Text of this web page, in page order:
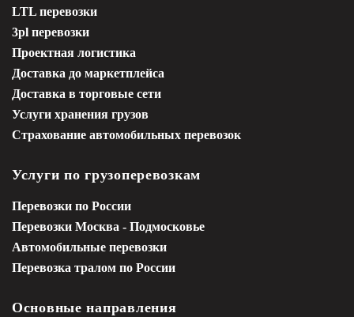
Основные направления
LTL перевозки
3pl перевозки
Проектная логистика
Доставка до маркетплейса
Доставка в торговые сети
Услуги хранения грузов
Страхование автомобильных перевозок
Услуги по грузоперевозкам
Перевозки по России
Перевозки Москва - Подмосковье
Автомобильные перевозки
Перевозка тралом по России